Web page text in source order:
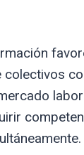
colectivos